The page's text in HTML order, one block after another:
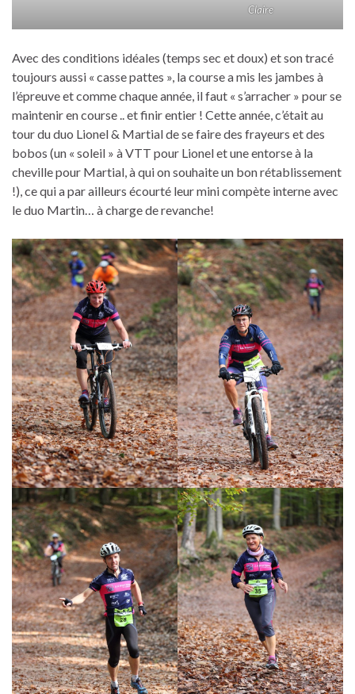
Claire
Avec des conditions idéales (temps sec et doux) et son tracé
toujours aussi « casse pattes », la course a mis les jambes à
l’épreuve et comme chaque année, il faut « s’arracher » pour se
maintenir en course .. et finir entier ! Cette année, c’était au
tour du duo Lionel & Martial de se faire des frayeurs et des
bobos (un « soleil » à VTT pour Lionel et une entorse à la
cheville pour Martial, à qui on souhaite un bon rétablissement
!), ce qui a par ailleurs écourté leur mini compète interne avec
le duo Martin… à charge de revanche!